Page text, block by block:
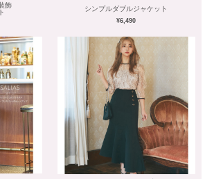
飾
シンプルダブルジャケット
¥6,490